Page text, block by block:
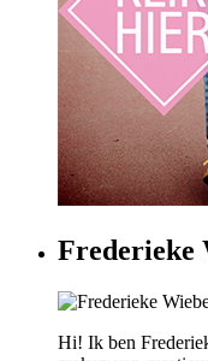
Frederieke
Hi! Ik ben